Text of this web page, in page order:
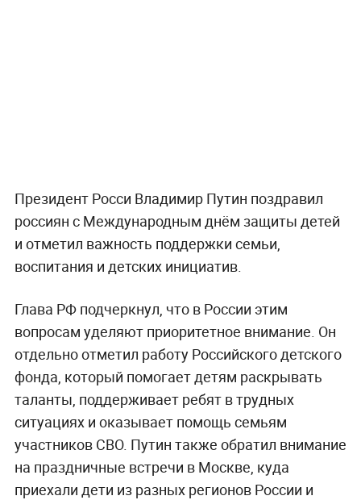
Президент Росси Владимир Путин поздравил
россиян с Международным днём защиты детей
и отметил важность поддержки семьи,
воспитания и детских инициатив.
Глава РФ подчеркнул, что в России этим
вопросам уделяют приоритетное внимание. Он
отдельно отметил работу Российского детского
фонда, который помогает детям раскрывать
таланты, поддерживает ребят в трудных
ситуациях и оказывает помощь семьям
участников СВО. Путин также обратил внимание
на праздничные встречи в Москве, куда
приехали дети из разных регионов России и